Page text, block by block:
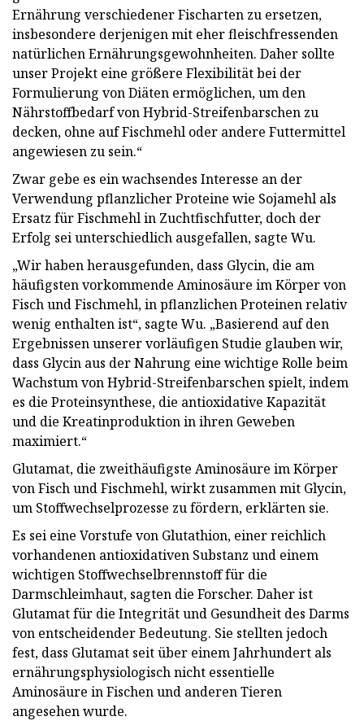
Ernährung verschiedener Fischarten zu ersetzen,
insbesondere derjenigen mit eher fleischfressenden
natürlichen Ernährungsgewohnheiten. Daher sollte
unser Projekt eine größere Flexibilität bei der
Formulierung von Diäten ermöglichen, um den
Nährstoffbedarf von Hybrid-Streifenbarschen zu
decken, ohne auf Fischmehl oder andere Futtermittel
angewiesen zu sein.“​
Zwar gebe es ein wachsendes Interesse an der
Verwendung pflanzlicher Proteine ​​wie Sojamehl als
Ersatz für Fischmehl in Zuchtfischfutter, doch der
Erfolg sei unterschiedlich ausgefallen, sagte Wu.
„Wir haben herausgefunden, dass Glycin, die am
häufigsten vorkommende Aminosäure im Körper von
Fisch und Fischmehl, in pflanzlichen Proteinen relativ
wenig enthalten ist“, sagte Wu. „Basierend auf den
Ergebnissen unserer vorläufigen Studie glauben wir,
dass Glycin aus der Nahrung eine wichtige Rolle beim
Wachstum von Hybrid-Streifenbarschen spielt, indem
es die Proteinsynthese, die antioxidative Kapazität
und die Kreatinproduktion in ihren Geweben
maximiert.“​
Glutamat, die zweithäufigste Aminosäure im Körper
von Fisch und Fischmehl, wirkt zusammen mit Glycin,
um Stoffwechselprozesse zu fördern, erklärten sie.
Es sei eine Vorstufe von Glutathion, einer reichlich
vorhandenen antioxidativen Substanz und einem
wichtigen Stoffwechselbrennstoff für die
Darmschleimhaut, sagten die Forscher. Daher ist
Glutamat für die Integrität und Gesundheit des Darms
von entscheidender Bedeutung. Sie stellten jedoch
fest, dass Glutamat seit über einem Jahrhundert als
ernährungsphysiologisch nicht essentielle
Aminosäure in Fischen und anderen Tieren
angesehen wurde.